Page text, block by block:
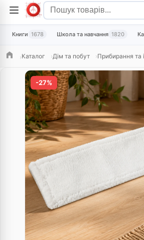
Книги 1678 Школа та навчання 1820
ГоловнаКаталог Дім та побут Прибирання та
-27%